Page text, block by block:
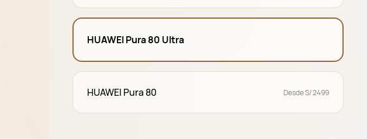
HUAWEI Pura 80 Ultra
HUAWEI Pura 80 Desde S/ 2499